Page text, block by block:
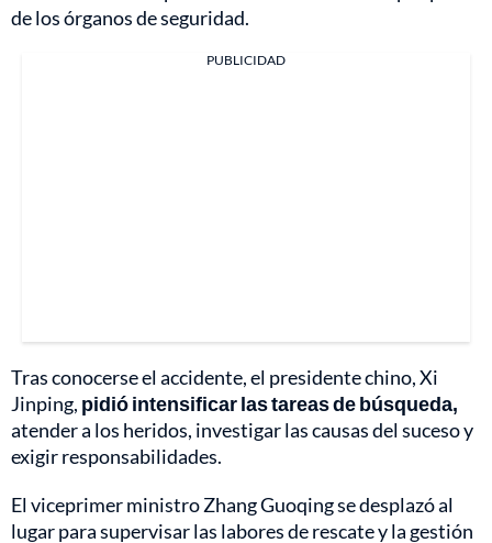
de los órganos de seguridad.
PUBLICIDAD
Tras conocerse el accidente, el presidente chino, Xi
Jinping, pidió intensificar las tareas de búsqueda,
atender a los heridos, investigar las causas del suceso y
exigir responsabilidades.
El viceprimer ministro Zhang Guoqing se desplazó al
lugar para supervisar las labores de rescate y la gestión